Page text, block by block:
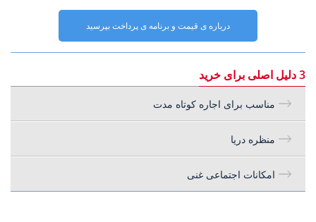
درباره ی قیمت و برنامه ی پرداخت بپرسید
3 دلیل اصلی برای خرید
مناسب برای اجاره کوتاه مدت
منظره دریا
امکانات اجتماعی غنی